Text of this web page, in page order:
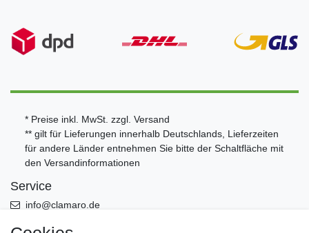
* Preise inkl. MwSt. zzgl. Versand
** gilt für Lieferungen innerhalb Deutschlands, Lieferzeiten
für andere Länder entnehmen Sie bitte der Schaltfläche mit
den Versandinformationen
Service
info@clamaro.de
+49 (0)5956 - 9892870